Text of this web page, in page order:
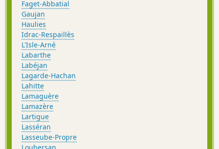
Faget-Abbatial
Gaujan
Haulies
Idrac-Respaillès
L'Isle-Arné
Labarthe
Labéjan
Lagarde-Hachan
Lahitte
Lamaguère
Lamazère
Lartigue
Lasséran
Lasseube-Propre